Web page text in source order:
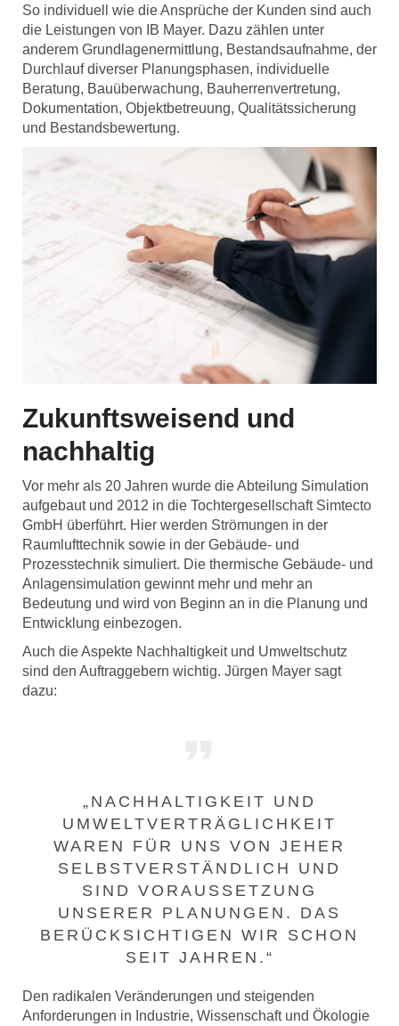
So individuell wie die Ansprüche der Kunden sind auch
die Leistungen von IB Mayer. Dazu zählen unter
anderem Grundlagenermittlung, Bestandsaufnahme, der
Durchlauf diverser Planungsphasen, individuelle
Beratung, Bauüberwachung, Bauherrenvertretung,
Dokumentation, Objektbetreuung, Qualitätssicherung
und Bestandsbewertung.
Zukunftsweisend und
nachhaltig
Vor mehr als 20 Jahren wurde die Abteilung Simulation
aufgebaut und 2012 in die Tochtergesellschaft Simtecto
GmbH überführt. Hier werden Strömungen in der
Raumlufttechnik sowie in der Gebäude- und
Prozesstechnik simuliert. Die thermische Gebäude- und
Anlagensimulation gewinnt mehr und mehr an
Bedeutung und wird von Beginn an in die Planung und
Entwicklung einbezogen.
Auch die Aspekte Nachhaltigkeit und Umweltschutz
sind den Auftraggebern wichtig. Jürgen Mayer sagt
dazu:
„NACHHALTIGKEIT UND
UMWELTVERTRÄGLICHKEIT
WAREN FÜR UNS VON JEHER
SELBSTVERSTÄNDLICH UND
SIND VORAUSSETZUNG
UNSERER PLANUNGEN. DAS
BERÜCKSICHTIGEN WIR SCHON
SEIT JAHREN.“
Den radikalen Veränderungen und steigenden
Anforderungen in Industrie, Wissenschaft und Ökologie